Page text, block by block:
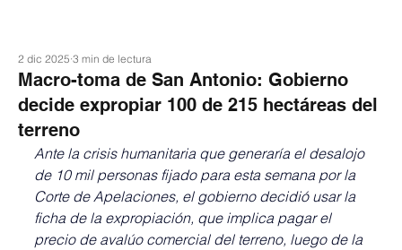
Macro-toma de San Antonio: Gobierno
decide expropiar 100 de 215 hectáreas del
terreno
2 dic 2025 3 min de lectura
Ante la crisis humanitaria que generaría el desalojo
de 10 mil personas fijado para esta semana por la
Corte de Apelaciones, el gobierno decidió usar la
ficha de la expropiación, que implica pagar el
precio de avalúo comercial del terreno, luego de la